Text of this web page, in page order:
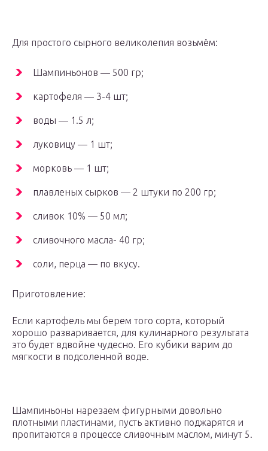
Для простого сырного великолепия возьмём:
Шампиньонов — 500 гр;
картофеля — 3-4 шт;
воды — 1.5 л;
луковицу — 1 шт;
морковь — 1 шт;
плавленых сырков — 2 штуки по 200 гр;
сливок 10% — 50 мл;
сливочного масла- 40 гр;
соли, перца — по вкусу.
Приготовление:
Если картофель мы берем того сорта, который
хорошо разваривается, для кулинарного результата
это будет вдвойне чудесно. Его кубики варим до
мягкости в подсоленной воде.
Шампиньоны нарезаем фигурными довольно
плотными пластинами, пусть активно поджарятся и
пропитаются в процессе сливочным маслом, минут 5.